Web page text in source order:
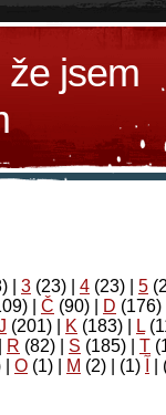
jsem
3 (23) 4 (23) 5
Č (90) D (176)
(201) K (183) L
R (82) S (185) T
Ο (1) М (2)
(1)